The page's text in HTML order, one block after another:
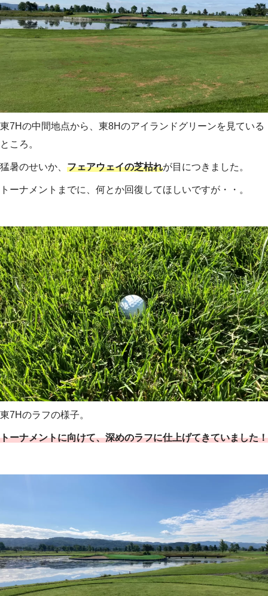
東7Hの中間地点から、東8Hのアイランドグリーンを見ている
ところ。
猛暑のせいか、 フェアウェイの芝枯れが目につきました。
トーナメントまでに、何とか回復してほしいですが・・。
東7Hのラフの様子。
トーナメントに向けて、深めのラフに仕上げてきていました！